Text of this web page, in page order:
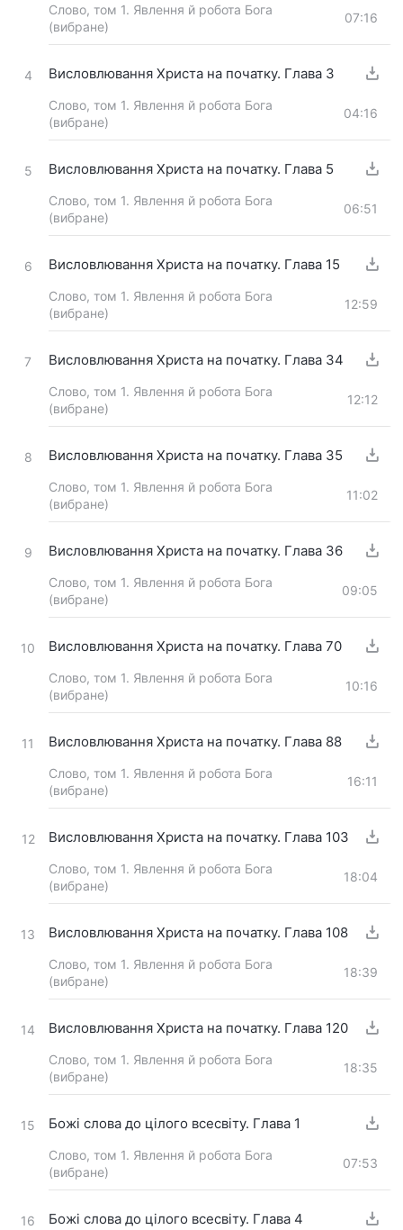
Слово, том 1. Явлення й робота Бога
(вибране)
07:16
4 Висловлювання Христа на початку. Глава 3
Слово, том 1. Явлення й робота Бога
(вибране)
04:16
5 Висловлювання Христа на початку. Глава 5
Слово, том 1. Явлення й робота Бога
(вибране)
06:51
6 Висловлювання Христа на початку. Глава 15
Слово, том 1. Явлення й робота Бога
(вибране)
12:59
7 Висловлювання Христа на початку. Глава 34
Слово, том 1. Явлення й робота Бога
(вибране)
12:12
8 Висловлювання Христа на початку. Глава 35
Слово, том 1. Явлення й робота Бога
(вибране)
11:02
9 Висловлювання Христа на початку. Глава 36
Слово, том 1. Явлення й робота Бога
(вибране)
09:05
10 Висловлювання Христа на початку. Глава 70
Слово, том 1. Явлення й робота Бога
(вибране)
10:16
11 Висловлювання Христа на початку. Глава 88
Слово, том 1. Явлення й робота Бога
(вибране)
16:11
12 Висловлювання Христа на початку. Глава 103
Слово, том 1. Явлення й робота Бога
(вибране)
18:04
13 Висловлювання Христа на початку. Глава 108
Слово, том 1. Явлення й робота Бога
(вибране)
18:39
14 Висловлювання Христа на початку. Глава 120
Слово, том 1. Явлення й робота Бога
(вибране)
18:35
15 Божі слова до цілого всесвіту. Глава 1
Слово, том 1. Явлення й робота Бога
(вибране)
07:53
16 Божі слова до цілого всесвіту. Глава 4